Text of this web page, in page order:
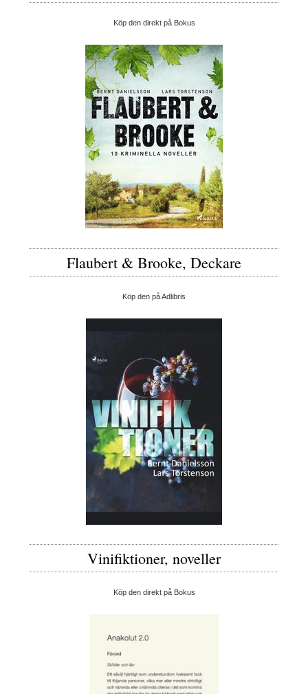
Köp den direkt på Bokus
Flaubert & Brooke, Deckare
Köp den på Adlibris
Vinifiktioner, noveller
Köp den direkt på Bokus